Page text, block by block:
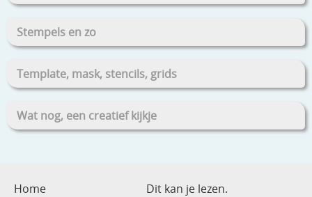
Stempels en zo
Template, mask, stencils, grids
Wat nog, een creatief kijkje
Home
Dit kan je lezen.